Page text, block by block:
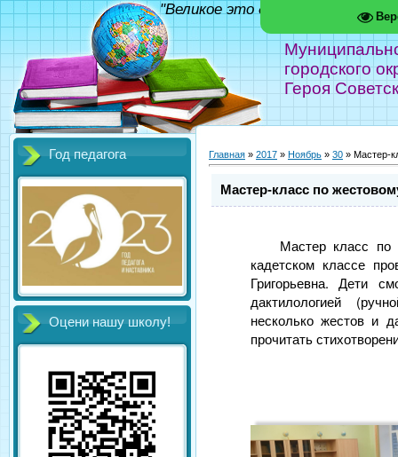
городского
Героя
"Великое это дело - школа!"
Год педагога
Оцени нашу школу!
Главная » 2017 » Ноябрь » 30 » Мастер-
Мастер-класс по
Мастер класс
кадетском классе
Григорьевна. Дети
дактилологией
несколько жестов и
прочитать